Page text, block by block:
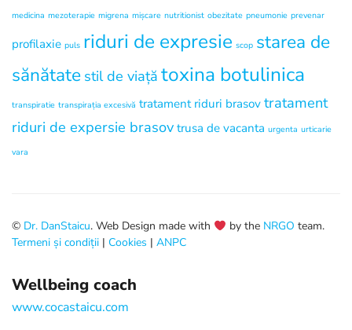
medicina mezoterapie migrena mișcare nutritionist obezitate pneumonie prevenar
profilaxie puls riduri de expresie scop starea de
sănătate stil de viață toxina botulinica
transpiratie transpirația excesivă tratament riduri brasov tratament
riduri de expersie brasov trusa de vacanta urgenta urticarie
vara
© Dr. DanStaicu. Web Design made with by the NRGO team.
Termeni și condiții | Cookies | ANPC
Wellbeing coach
www.cocastaicu.com